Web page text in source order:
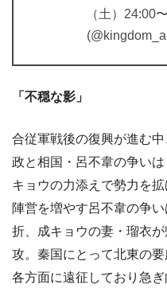
（土）24:00
「不穏な影」
合従軍戦後の復興が進む
政と相国・呂不韋の争い
キョウの力添えで勢力を
陣営を増やす呂不韋の争
折、成キョウの妻・瑠衣
攻。秦国にとって北東の
各方面に遠征しており急